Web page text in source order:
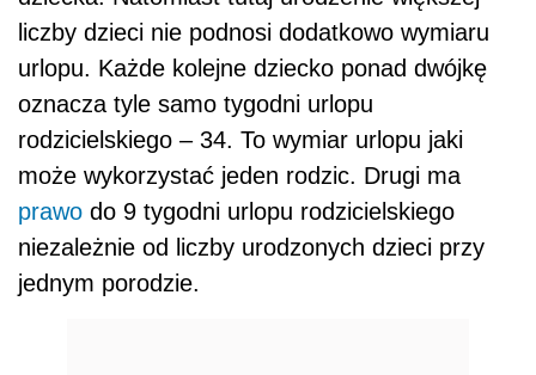
liczby dzieci nie podnosi dodatkowo wymiaru
urlopu. Każde kolejne dziecko ponad dwójkę
oznacza tyle samo tygodni urlopu
rodzicielskiego – 34. To wymiar urlopu jaki
może wykorzystać jeden rodzic. Drugi ma
prawo do 9 tygodni urlopu rodzicielskiego
niezależnie od liczby urodzonych dzieci przy
jednym porodzie.